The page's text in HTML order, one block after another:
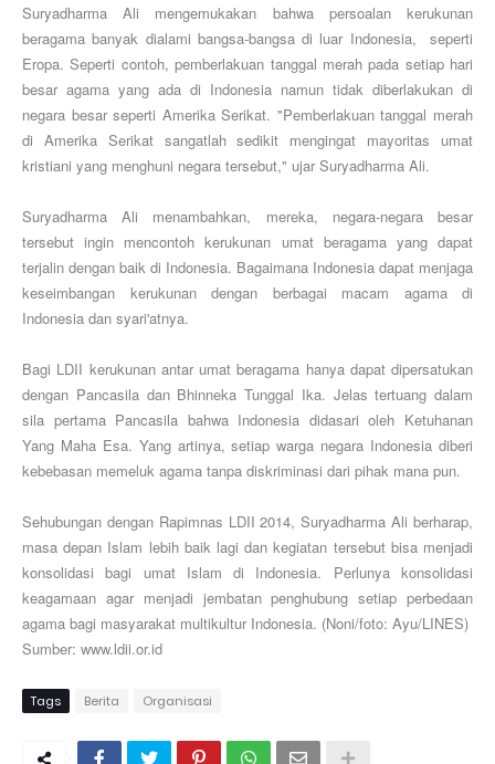
Suryadharma Ali mengemukakan bahwa persoalan kerukunan
beragama banyak dialami bangsa-bangsa di luar Indonesia, seperti
Eropa. Seperti contoh, pemberlakuan tanggal merah pada setiap hari
besar agama yang ada di Indonesia namun tidak diberlakukan di
negara besar seperti Amerika Serikat. "Pemberlakuan tanggal merah
di Amerika Serikat sangatlah sedikit mengingat mayoritas umat
kristiani yang menghuni negara tersebut," ujar Suryadharma Ali.
Suryadharma Ali menambahkan, mereka, negara-negara besar
tersebut ingin mencontoh kerukunan umat beragama yang dapat
terjalin dengan baik di Indonesia. Bagaimana Indonesia dapat menjaga
keseimbangan kerukunan dengan berbagai macam agama di
Indonesia dan syari'atnya.
Bagi LDII kerukunan antar umat beragama hanya dapat dipersatukan
dengan Pancasila dan Bhinneka Tunggal Ika. Jelas tertuang dalam
sila pertama Pancasila bahwa Indonesia didasari oleh Ketuhanan
Yang Maha Esa. Yang artinya, setiap warga negara Indonesia diberi
kebebasan memeluk agama tanpa diskriminasi dari pihak mana pun.
Sehubungan dengan Rapimnas LDII 2014, Suryadharma Ali berharap,
masa depan Islam lebih baik lagi dan kegiatan tersebut bisa menjadi
konsolidasi bagi umat Islam di Indonesia. Perlunya konsolidasi
keagamaan agar menjadi jembatan penghubung setiap perbedaan
agama bagi masyarakat multikultur Indonesia. (Noni/foto: Ayu/LINES)
Sumber: www.ldii.or.id
Tags Berita Organisasi